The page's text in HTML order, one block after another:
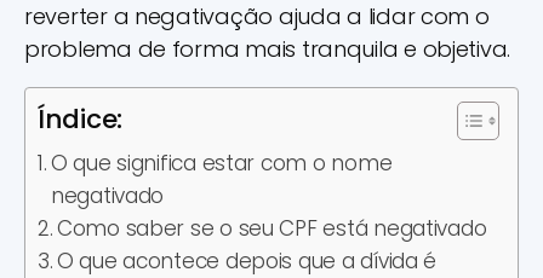
reverter a negativação ajuda a lidar com o
problema de forma mais tranquila e objetiva.
Índice:
O que significa estar com o nome
negativado
Como saber se o seu CPF está negativado
O que acontece depois que a dívida é